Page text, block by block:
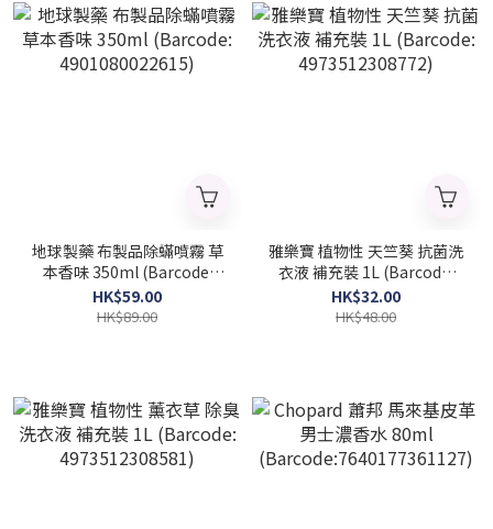
地球製藥 布製品除蟎噴霧 草
本香味 350ml (Barcode:
4901080022615)
HK$59.00
HK$89.00
雅樂寶 植物性 天竺葵 抗菌洗
衣液 補充裝 1L (Barcode:
4973512308772)
HK$32.00
HK$48.00